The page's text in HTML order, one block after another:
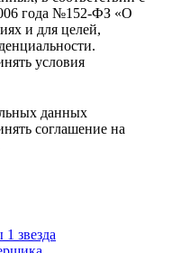
года №152-ФЗ «О
и для целей,
условия
данных
соглашение на
1 звезда